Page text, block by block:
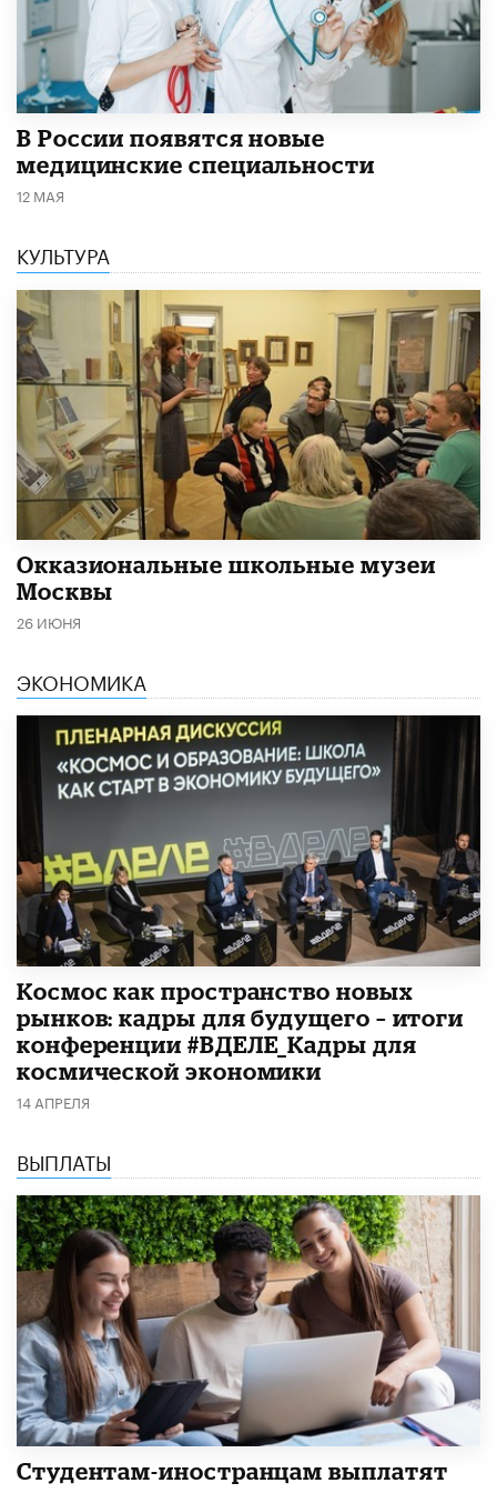
В России появятся новые
медицинские специальности
12 МАЯ
КУЛЬТУРА
​Окказиональные школьные музеи
Москвы
26 ИЮНЯ
ЭКОНОМИКА
Космос как пространство новых
рынков: кадры для будущего – итоги
конференции #ВДЕЛЕ_Кадры для
космической экономики
14 АПРЕЛЯ
ВЫПЛАТЫ
Студентам-иностранцам выплатят